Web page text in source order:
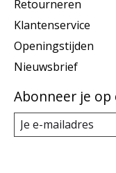
Retourneren
Klantenservice
Openingstijden
Nieuwsbrief
Abonneer je